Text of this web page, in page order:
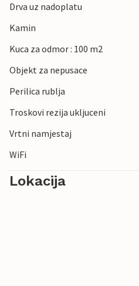
Drva uz nadoplatu
Kamin
Kuca za odmor : 100 m2
Objekt za nepusace
Perilica rublja
Troskovi rezija ukljuceni
Vrtni namjestaj
WiFi
Lokacija